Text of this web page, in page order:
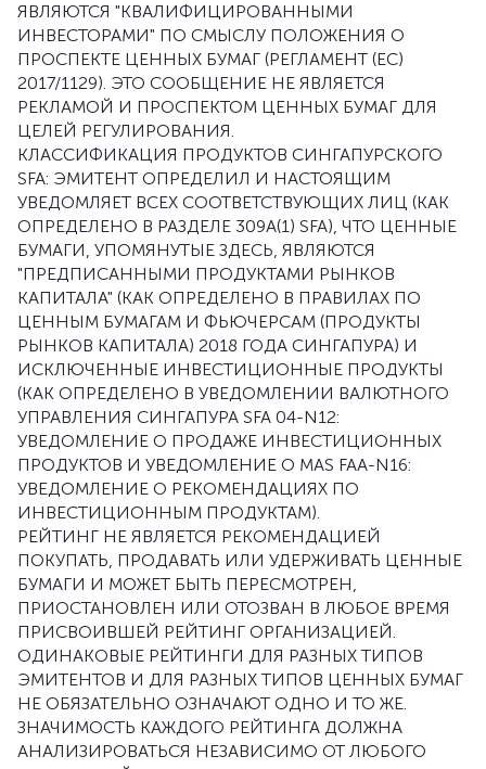
ЯВЛЯЮТСЯ "КВАЛИФИЦИРОВАННЫМИ
ИНВЕСТОРАМИ" ПО СМЫСЛУ ПОЛОЖЕНИЯ О
ПРОСПЕКТЕ ЦЕННЫХ БУМАГ (РЕГЛАМЕНТ (ЕС)
2017/1129). ЭТО СООБЩЕНИЕ НЕ ЯВЛЯЕТСЯ
РЕКЛАМОЙ И ПРОСПЕКТОМ ЦЕННЫХ БУМАГ ДЛЯ
ЦЕЛЕЙ РЕГУЛИРОВАНИЯ.
КЛАССИФИКАЦИЯ ПРОДУКТОВ СИНГАПУРСКОГО
SFA: ЭМИТЕНТ ОПРЕДЕЛИЛ И НАСТОЯЩИМ
УВЕДОМЛЯЕТ ВСЕХ СООТВЕТСТВУЮЩИХ ЛИЦ (КАК
ОПРЕДЕЛЕНО В РАЗДЕЛЕ 309A(1) SFA), ЧТО ЦЕННЫЕ
БУМАГИ, УПОМЯНУТЫЕ ЗДЕСЬ, ЯВЛЯЮТСЯ
"ПРЕДПИСАННЫМИ ПРОДУКТАМИ РЫНКОВ
КАПИТАЛА" (КАК ОПРЕДЕЛЕНО В ПРАВИЛАХ ПО
ЦЕННЫМ БУМАГАМ И ФЬЮЧЕРСАМ (ПРОДУКТЫ
РЫНКОВ КАПИТАЛА) 2018 ГОДА СИНГАПУРА) И
ИСКЛЮЧЕННЫЕ ИНВЕСТИЦИОННЫЕ ПРОДУКТЫ
(КАК ОПРЕДЕЛЕНО В УВЕДОМЛЕНИИ ВАЛЮТНОГО
УПРАВЛЕНИЯ СИНГАПУРА SFA 04-N12:
УВЕДОМЛЕНИЕ О ПРОДАЖЕ ИНВЕСТИЦИОННЫХ
ПРОДУКТОВ И УВЕДОМЛЕНИЕ О MAS FAA-N16:
УВЕДОМЛЕНИЕ О РЕКОМЕНДАЦИЯХ ПО
ИНВЕСТИЦИОННЫМ ПРОДУКТАМ).
РЕЙТИНГ НЕ ЯВЛЯЕТСЯ РЕКОМЕНДАЦИЕЙ
ПОКУПАТЬ, ПРОДАВАТЬ ИЛИ УДЕРЖИВАТЬ ЦЕННЫЕ
БУМАГИ И МОЖЕТ БЫТЬ ПЕРЕСМОТРЕН,
ПРИОСТАНОВЛЕН ИЛИ ОТОЗВАН В ЛЮБОЕ ВРЕМЯ
ПРИСВОИВШЕЙ РЕЙТИНГ ОРГАНИЗАЦИЕЙ.
ОДИНАКОВЫЕ РЕЙТИНГИ ДЛЯ РАЗНЫХ ТИПОВ
ЭМИТЕНТОВ И ДЛЯ РАЗНЫХ ТИПОВ ЦЕННЫХ БУМАГ
НЕ ОБЯЗАТЕЛЬНО ОЗНАЧАЮТ ОДНО И ТО ЖЕ.
ЗНАЧИМОСТЬ КАЖДОГО РЕЙТИНГА ДОЛЖНА
АНАЛИЗИРОВАТЬСЯ НЕЗАВИСИМО ОТ ЛЮБОГО